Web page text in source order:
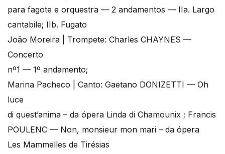
para fagote e orquestra — 2 andamentos — IIa. Largo
cantabile; IIb. Fugato
João Moreira | Trompete: Charles CHAYNES —
Concerto
nº1 — 1º andamento;
Marina Pacheco | Canto: Gaetano DONIZETTI — Oh
luce
di quest’anima – da ópera Linda di Chamounix ; Francis
POULENC — Non, monsieur mon mari – da ópera
Les Mammelles de Tirésias